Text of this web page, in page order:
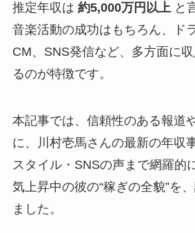
推定年収は 約5,000万円以上と
音楽活動の成功はもちろん、ド
CM、SNS発信など、多方面に
るのが特徴です。
本記事では、信頼性のある報道
に、川村壱馬さんの最新の年収
スタイル・SNSの声まで網羅的
気上昇中の彼の“稼ぎの全貌”を
ました。